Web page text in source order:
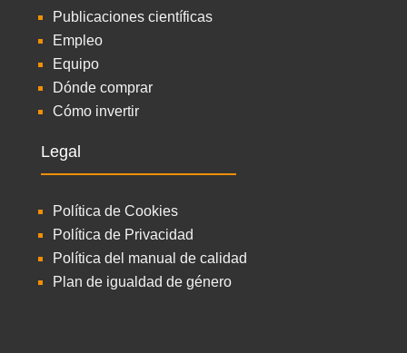
Publicaciones científicas
Empleo
Equipo
Dónde comprar
Cómo invertir
Legal
Política de Cookies
Política de Privacidad
Política del manual de calidad
Plan de igualdad de género